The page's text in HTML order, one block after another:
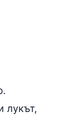
лукът,